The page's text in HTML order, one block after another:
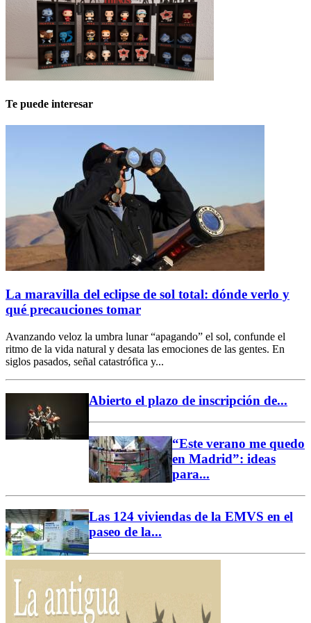
Te puede interesar
La maravilla del eclipse de sol total: dónde verlo y
qué precauciones tomar
Avanzando veloz la umbra lunar “apagando” el sol, confunde el
ritmo de la vida natural y desata las emociones de las gentes. En
siglos pasados, señal catastrófica y...
Abierto el plazo de inscripción de...
“Este verano me quedo
en Madrid”: ideas
para...
Las 124 viviendas de la EMVS en el
paseo de la...